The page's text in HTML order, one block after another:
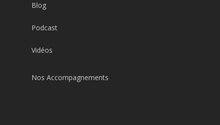
Blog
Podcast
Vidéos
Nos Accompagnements